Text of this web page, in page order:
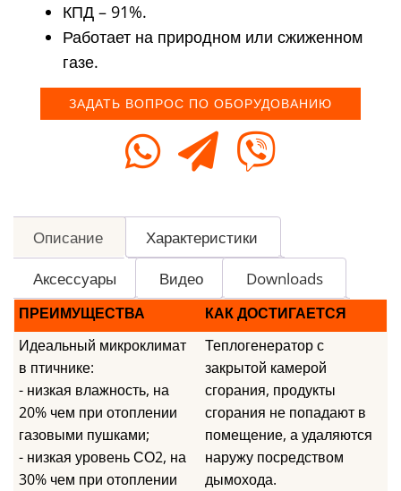
КПД – 91%.
Работает на природном или сжиженном
газе.
ЗАДАТЬ ВОПРОС ПО ОБОРУДОВАНИЮ
Описание
Характеристики
Аксессуары
Видео Downloads
ПРЕИМУЩЕСТВА
КАК ДОСТИГАЕТСЯ
Идеальный микроклимат
в птичнике:
- низкая влажность, на
20% чем при отоплении
газовыми пушками;
- низкая уровень СО2, на
30% чем при отоплении
Теплогенератор с
закрытой камерой
сгорания, продукты
сгорания не попадают в
помещение, а удаляются
наружу посредством
дымохода.